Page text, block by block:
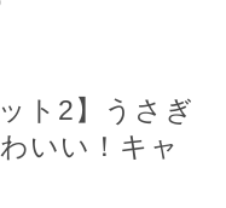
ト2】うさぎ
いい！キャ